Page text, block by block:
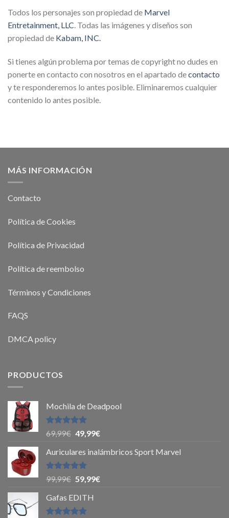
Todos los personajes son propiedad de Marvel
Entretainment, LLC. Todas las imágenes y diseños son
propiedad de Kabam, INC.
Si tienes algún problema por temas de copyright no dudes en
ponerte en contacto con nosotros en el apartado decontacto
y te responderemos lo antes posible. Eliminaremos cualquier
contenido lo antes posible.
MÁS INFORMACIÓN
Contacto
Política de Cookies
Política de Privacidad
Política de reembolso
Términos y Condiciones
FAQS
DMCA policy
PRODUCTOS
Mochila de Deadpool
Valorado
con
de 5
69,99€ 49,99€
Auriculares inalámbricos Sport Marvel
Valorado
con
5
99,99€ 59,99€
Gafas EDITH